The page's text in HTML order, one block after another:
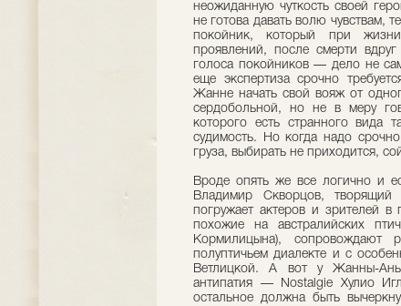
неожиданную чуткость своей
не готова давать волю чувствам,
покойник, который при
проявлений, после смерти
голоса покойников — дело не
еще экспертиза срочно
Жанне начать свой вояж от
сердобольной, но не в меру
которого есть странного вида
судимость. Но когда надо
груза, выбирать не приходится,
Вроде опять же все логично и
Владимир Скворцов,
погружает актеров и зрителей
похожие на австралийских
Кормилицына), сопровождают
полуптичьем диалекте и с
Ветлицкой. А вот у Жанны-
антипатия — Nostalgie Хулио
остальное должна быть